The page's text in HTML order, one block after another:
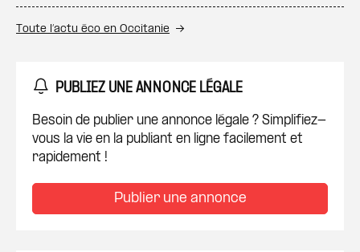
Toute l’actu éco en Occitanie
PUBLIEZ UNE ANNONCE LÉGALE
Besoin de publier une annonce légale ? Simplifiez-
vous la vie en la publiant en ligne facilement et
rapidement !
Publier une annonce